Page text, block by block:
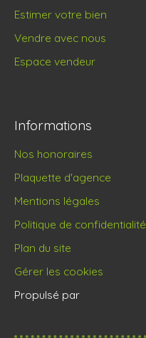
Estimer votre bien
Vendre avec nous
Espace vendeur
Informations
Nos honoraires
Plaquette d'agence
Mentions légales
Politique de confidentialité
Plan du site
Gérer les cookies
Propulsé par